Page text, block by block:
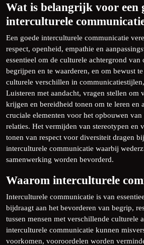
Wat is belangrijk voor een
interculturele
Een goede interculturele communicatie
respect, openheid, empathie en
essentieel om de culturele achtergrond van
begrijpen en te waarderen, en om bewust
culturele verschillen in
Luisteren met aandacht, vragen stellen om
krijgen en bereidheid tonen om te leren en
cruciale elementen voor het opbouwen
relaties. Het vermijden van stereotypen en
tonen van respect voor diversiteit dragen
interculturele communicatie waarbij
samenwerking worden bevorderd.
Waarom interculturele
Interculturele communicatie is van
bijdraagt aan het bevorderen van begrip,
tussen mensen met verschillende culturele
interculturele communicatie kunnen
voorkomen, vooroordelen worden